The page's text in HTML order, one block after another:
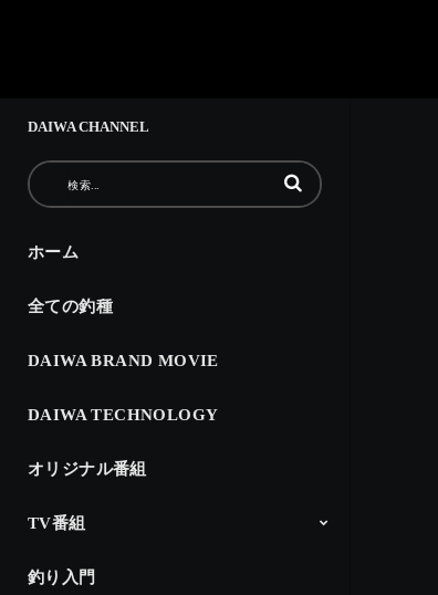
DAIWA CHANNEL
動画の検索語句を入力
ホーム
全ての釣種
DAIWA BRAND MOVIE
DAIWA TECHNOLOGY
オリジナル番組
TV番組
The Fishing
釣り時季
North Angler’s TV
Dz SALT 2ND
アングラーインプレッション
CM
釣り入門